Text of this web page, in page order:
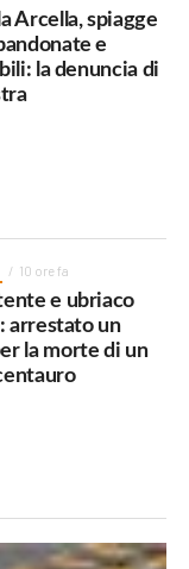
Arcella, spiagge
e
la denuncia di
10 ore fa
e ubriaco
arrestato un
la morte di un